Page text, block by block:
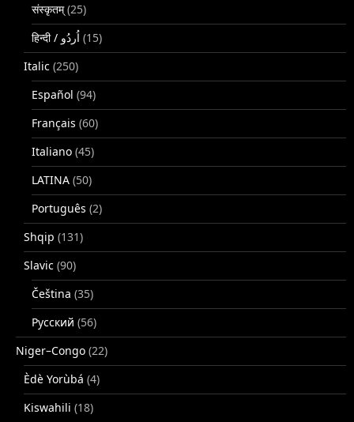
संस्कृतम्(25)
(15)
Italic (250)
Español (94)
Français (60)
Italiano (45)
LATINA (50)
Português (2)
Shqip (131)
Slavic (90)
Čeština (35)
Русский (56)
Niger–Congo (22)
Èdè Yorùbá (4)
Kiswahili (18)